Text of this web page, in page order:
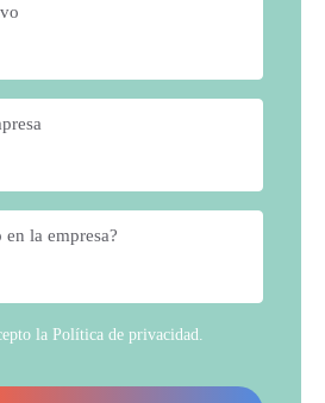
en la empresa?
la Política de privacidad